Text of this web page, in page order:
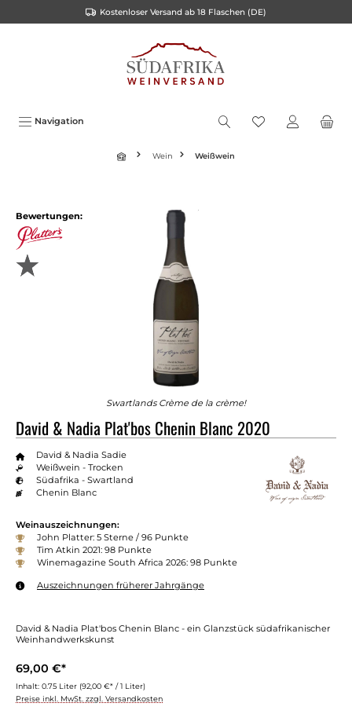
Kostenloser Versand ab 18 Flaschen (DE)
Navigation
Wein Weißwein
Bewertungen:
Swartlands Crème de la crème!
David & Nadia Plat'bos Chenin Blanc 2020
David & Nadia Sadie
Weißwein - Trocken
Südafrika - Swartland
Chenin Blanc
Weinauszeichnungen:
John Platter: 5 Sterne / 96 Punkte
Tim Atkin 2021: 98 Punkte
Winemagazine South Africa 2026: 98 Punkte
Auszeichnungen früherer Jahrgänge
David & Nadia Plat'bos Chenin Blanc - ein Glanzstück südafrikanischer
Weinhandwerkskunst
69,00 €*
Inhalt: 0.75 Liter (92,00 €* / 1 Liter)
Preise inkl. MwSt. zzgl. Versandkosten